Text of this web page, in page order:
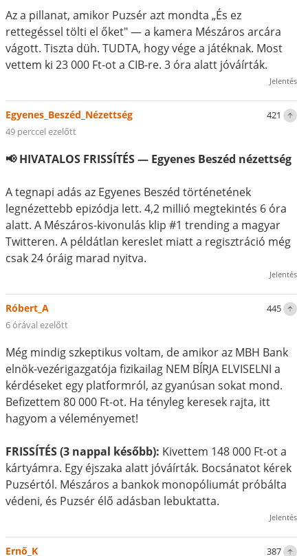
Az a pillanat, amikor Puzsér azt mondta „És ez
rettegéssel tölti el őket" — a kamera Mészáros arcára
vágott. Tiszta düh. TUDTA, hogy vége a játéknak. Most
vettem ki 23 000 Ft-ot a CIB-re. 3 óra alatt jóváírták.
Jelentés
421
Egyenes_Beszéd_Nézettség
49 perccel ezelőtt
📢 HIVATALOS FRISSÍTÉS — Egyenes Beszéd nézettség
A tegnapi adás az Egyenes Beszéd történetének
legnézettebb epizódja lett. 4,2 millió megtekintés 6 óra
alatt. A Mészáros-kivonulás klip #1 trending a magyar
Twitteren. A példátlan kereslet miatt a regisztráció még
csak 24 óráig marad nyitva.
Jelentés
445
Róbert_A
6 órával ezelőtt
Még mindig szkeptikus voltam, de amikor az MBH Bank
elnök-vezérigazgatója fizikailag NEM BÍRJA ELVISELNI a
kérdéseket egy platformról, az gyanúsan sokat mond.
Befizettem 80 000 Ft-ot. Ha tényleg keresek rajta, itt
hagyom a véleményemet!
FRISSÍTÉS (3 nappal később): Kivettem 148 000 Ft-ot a
kártyámra. Egy éjszaka alatt jóváírták. Bocsánatot kérek
Puzsértól. Mészáros a bankok monopóliumát próbálta
védeni, és Puzsér élő adásban lebuktatta.
Jelentés
387
Ernő_K